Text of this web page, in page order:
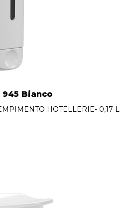
945 Bianco
HOTELLERIE- 0,17 L